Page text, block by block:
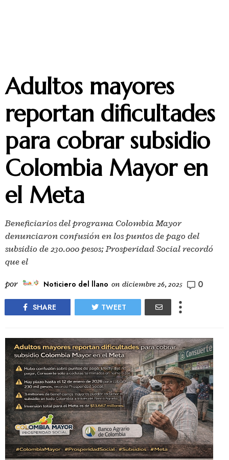
Adultos mayores
reportan dificultades
para cobrar subsidio
Colombia Mayor en
el Meta
Beneficiarios del programa Colombia Mayor
denunciaron confusión en los puntos de pago del
subsidio de 230.000 pesos; Prosperidad Social recordó
que el
por Noticiero del llano on diciembre 26, 2025 0
SHARE TWEET